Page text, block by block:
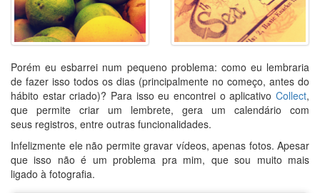
Porém eu esbarrei num pequeno problema: como eu lembraria
de fazer isso todos os dias (principalmente no começo, antes do
hábito estar criado)? Para isso eu encontrei o aplicativo Collect,
que permite criar um lembrete, gera um calendário com
seus registros, entre outras funcionalidades.
Infelizmente ele não permite gravar vídeos, apenas fotos. Apesar
que isso não é um problema pra mim, que sou muito mais
ligado à fotografia.